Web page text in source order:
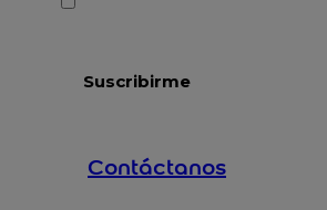
Contáctanos